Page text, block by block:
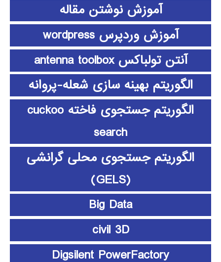
آموزش نوشتن مقاله
آموزش وردپرس wordpress
آنتن تولباکس antenna toolbox
الگوریتم بهینه سازی شعله-پروانه
الگوریتم جستجوی فاخته cuckoo
search
الگوریتم جستجوی محلی گرانشی
(GELS)
Big Data
civil 3D
Digsilent PowerFactory